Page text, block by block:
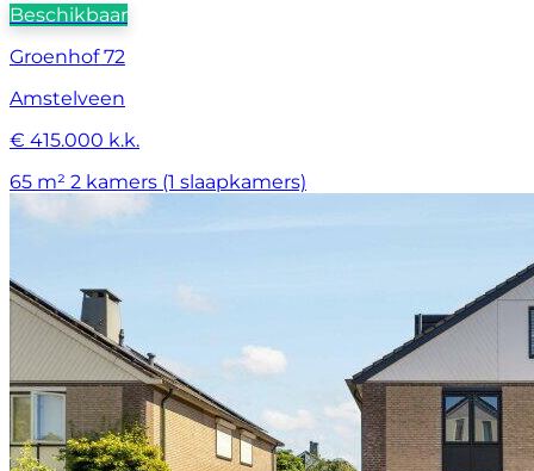
Beschikbaar
Groenhof 72
Amstelveen
€ 415.000 k.k.
65 m² 2 kamers (1 slaapkamers)